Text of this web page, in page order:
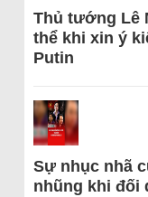
Thủ tướng Lê
thể khi xin ý
Putin
Sự nhục nhã
nhũng khi đối